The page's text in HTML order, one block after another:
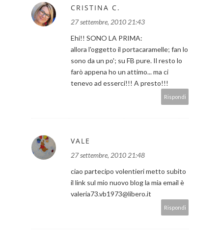
CRISTINA C.
27 settembre, 2010 21:43
Ehi!! SONO LA PRIMA:
allora l'oggetto il portacaramelle; fan lo
sono da un po'; su FB pure. Il resto lo
farò appena ho un attimo... ma ci
tenevo ad esserci!!! A presto!!!
Rispondi
VALE
27 settembre, 2010 21:48
ciao partecipo volentieri metto subito
il link sul mio nuovo blog la mia email è
valeria73.vb1973@libero.it
Rispondi